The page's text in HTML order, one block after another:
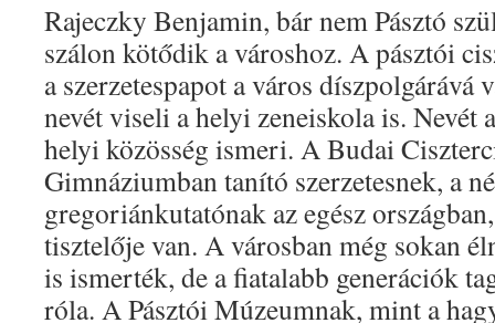
Rajeczky Benjamin, bár nem Pásztó
szálon kötődik a városhoz. A pásztói
a szerzetespapot a város díszpolgárává
nevét viseli a helyi zeneiskola is. Nevét
helyi közösség ismeri. A Budai
Gimnáziumban tanító szerzetesnek, a
gregoriánkutatónak az egész
tisztelője van. A városban még sokan
is ismerték, de a fiatalabb generációk
róla. A Pásztói Múzeumnak, mint a